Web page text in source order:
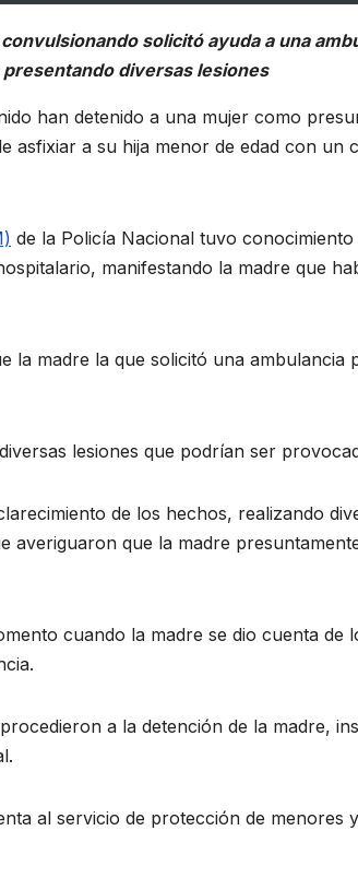
solicitó ayuda a una
diversas lesiones
han detenido a una mujer como
asfixiar a su hija menor de edad con un
de la Policía Nacional tuvo
manifestando la madre que
madre la que solicitó una ambulancia
lesiones que podrían ser
de los hechos, realizando
averiguaron que la madre
cuando la madre se dio cuenta de
a la detención de la madre,
al servicio de protección de menores